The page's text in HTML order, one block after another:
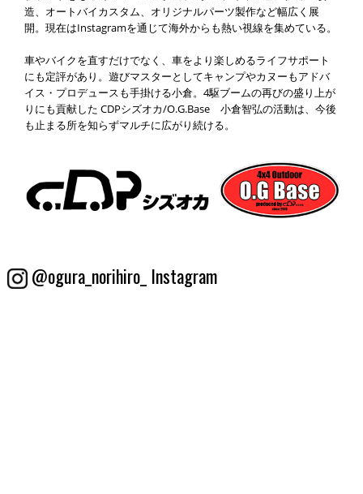
造、オートバイカスタム、オリジナルパーツ製作など幅広く展
開。現在はInstagramを通じて海外からも熱い視線を集めている。
車やバイクを直すだけでなく、車をより楽しめるライフサポート
にも定評があり。遊びマスターとしてキャンプやカヌーもアドバ
イス・プロデュースも手掛ける小倉。4駆ブームの再びの盛り上が
りにも貢献した CDPシズオカ/O.G.Base 小倉智弘の活動は、今後
も止まる所を知らずマルチに広がり続ける。
@ogura_norihiro_ Instagram